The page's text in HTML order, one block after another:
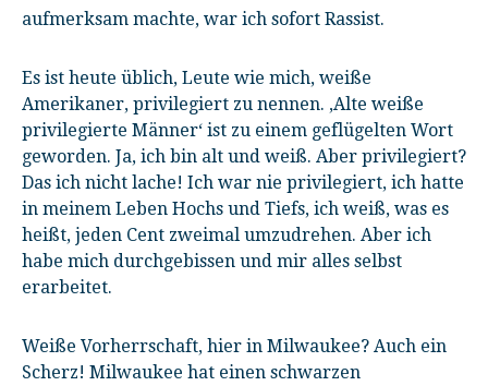
aufmerksam machte, war ich sofort Rassist.
Es ist heute üblich, Leute wie mich, weiße
Amerikaner, privilegiert zu nennen. ‚Alte weiße
privilegierte Männer‘ ist zu einem geflügelten Wort
geworden. Ja, ich bin alt und weiß. Aber privilegiert?
Das ich nicht lache! Ich war nie privilegiert, ich hatte
in meinem Leben Hochs und Tiefs, ich weiß, was es
heißt, jeden Cent zweimal umzudrehen. Aber ich
habe mich durchgebissen und mir alles selbst
erarbeitet.
Weiße Vorherrschaft, hier in Milwaukee? Auch ein
Scherz! Milwaukee hat einen schwarzen